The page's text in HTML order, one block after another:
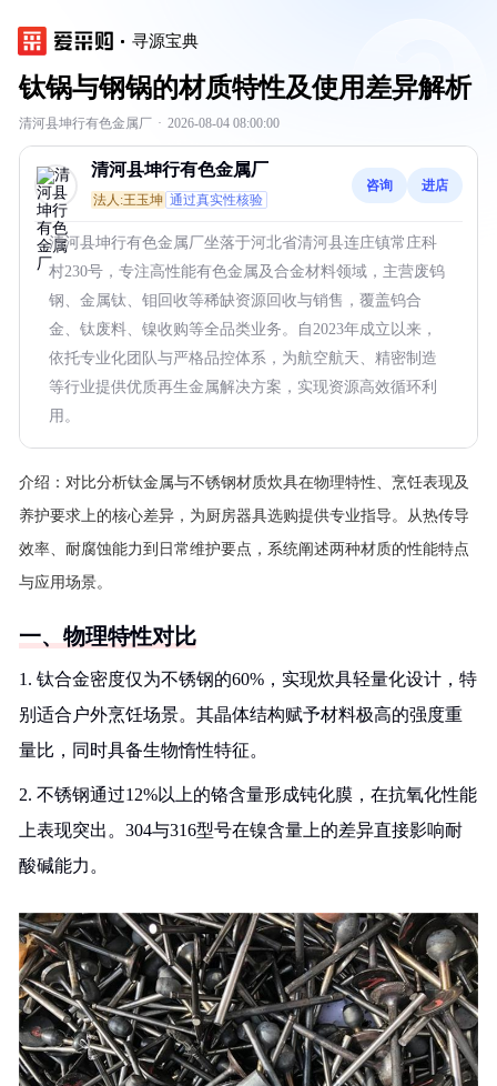
寻源宝典
钛锅与钢锅的材质特性及使用差异解析
清河县坤行有色金属厂 · 2026-08-04 08:00:00
清河县坤行有色金属厂
法人:王玉坤 通过真实性核验
咨询 进店
清河县坤行有色金属厂坐落于河北省清河县连庄镇常庄科
村230号，专注高性能有色金属及合金材料领域，主营废钨
钢、金属钛、钼回收等稀缺资源回收与销售，覆盖钨合
金、钛废料、镍收购等全品类业务。自2023年成立以来，
依托专业化团队与严格品控体系，为航空航天、精密制造
等行业提供优质再生金属解决方案，实现资源高效循环利
用。
介绍： 对比分析钛金属与不锈钢材质炊具在物理特性、烹饪表现及
养护要求上的核心差异，为厨房器具选购提供专业指导。从热传导
效率、耐腐蚀能力到日常维护要点，系统阐述两种材质的性能特点
与应用场景。
一、物理特性对比
1. 钛合金密度仅为不锈钢的60%，实现炊具轻量化设计，特
别适合户外烹饪场景。其晶体结构赋予材料极高的强度重
量比，同时具备生物惰性特征。
2. 不锈钢通过12%以上的铬含量形成钝化膜，在抗氧化性能
上表现突出。304与316型号在镍含量上的差异直接影响耐
酸碱能力。